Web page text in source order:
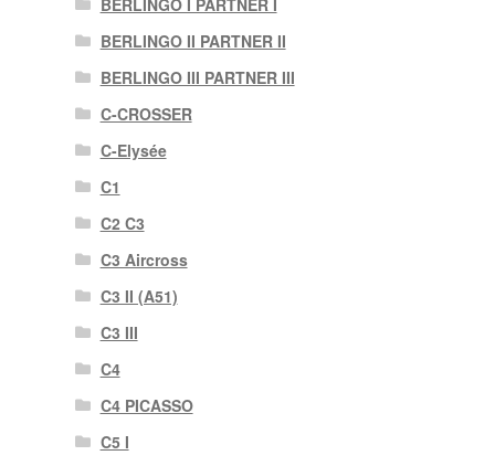
BERLINGO I PARTNER I
BERLINGO II PARTNER II
BERLINGO III PARTNER III
C-CROSSER
C-Elysée
C1
C2 C3
C3 Aircross
C3 II (A51)
C3 III
C4
C4 PICASSO
C5 I